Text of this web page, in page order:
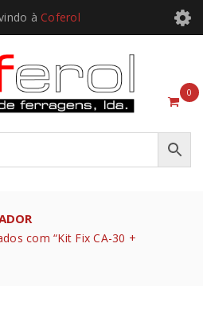
à Coferol
0
com “Kit Fix CA-30 +